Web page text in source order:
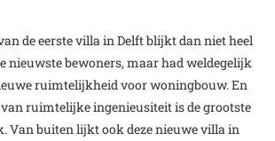
de eerste villa in Delft blijkt dan niet heel
nieuwste bewoners, maar had weldegelijk
ruimtelijkheid voor woningbouw. En
ruimtelijke ingenieusiteit is de grootste
Van buiten lijkt ook deze nieuwe villa in